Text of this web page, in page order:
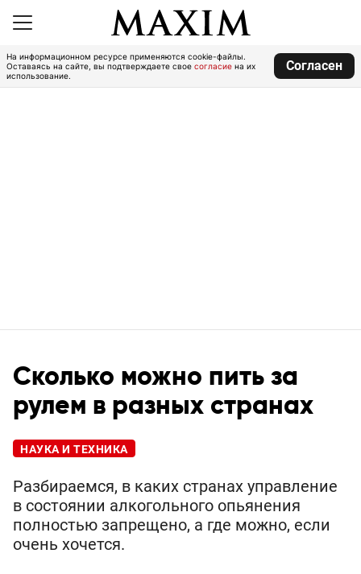
На информационном ресурсе применяются cookie-файлы.
Оставаясь на сайте, вы подтверждаете свое согласие на их
использование.
Согласен
Сколько можно пить за
рулем в разных странах
НАУКА И ТЕХНИКА
Разбираемся, в каких странах управление
в состоянии алкогольного опьянения
полностью запрещено, а где можно, если
очень хочется.